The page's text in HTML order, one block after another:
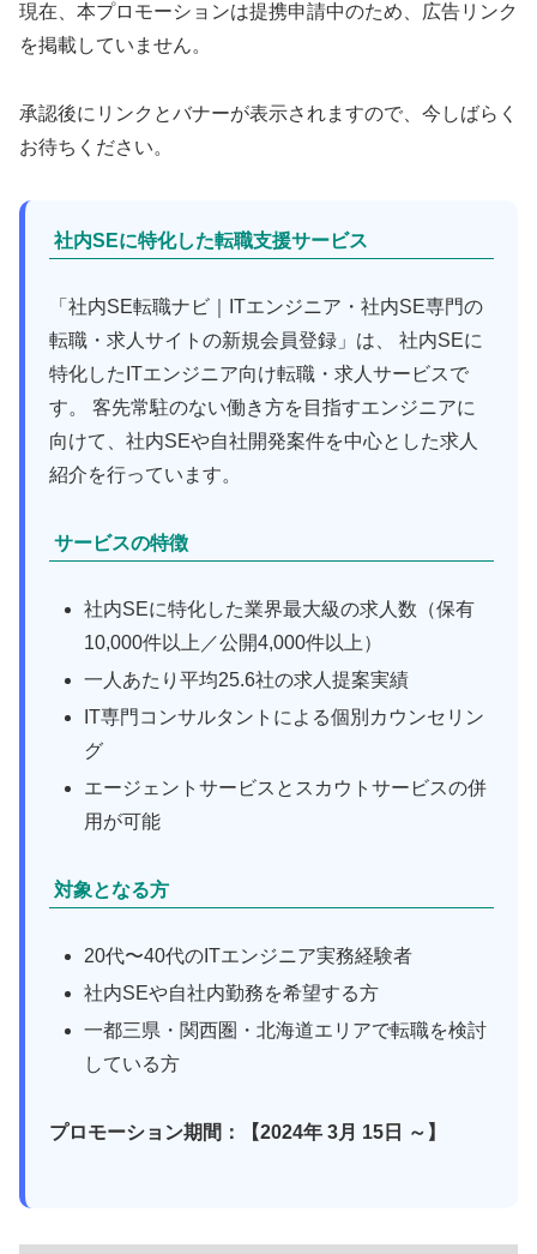
現在、本プロモーションは提携申請中のため、広告リンク
を掲載していません。
承認後にリンクとバナーが表示されますので、今しばらく
お待ちください。
社内SEに特化した転職支援サービス
「社内SE転職ナビ｜ITエンジニア・社内SE専門の
転職・求人サイトの新規会員登録」は、 社内SEに
特化したITエンジニア向け転職・求人サービスで
す。 客先常駐のない働き方を目指すエンジニアに
向けて、社内SEや自社開発案件を中心とした求人
紹介を行っています。
サービスの特徴
社内SEに特化した業界最大級の求人数（保有
10,000件以上／公開4,000件以上）
一人あたり平均25.6社の求人提案実績
IT専門コンサルタントによる個別カウンセリン
グ
エージェントサービスとスカウトサービスの併
用が可能
対象となる方
20代〜40代のITエンジニア実務経験者
社内SEや自社内勤務を希望する方
一都三県・関西圏・北海道エリアで転職を検討
している方
プロモーション期間：【2024年 3月 15日 ～】